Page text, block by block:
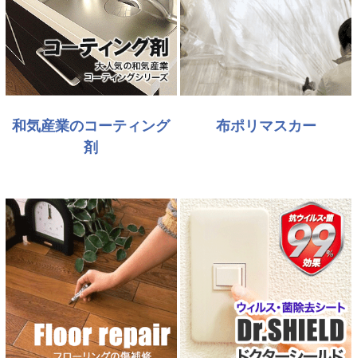
和気産業のコーティング
剤
布ポリマスカー